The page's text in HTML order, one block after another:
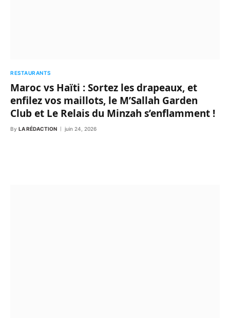
RESTAURANTS
Maroc vs Haïti : Sortez les drapeaux, et
enfilez vos maillots, le M’Sallah Garden
Club et Le Relais du Minzah s’enflamment !
By LA RÉDACTION juin 24, 2026